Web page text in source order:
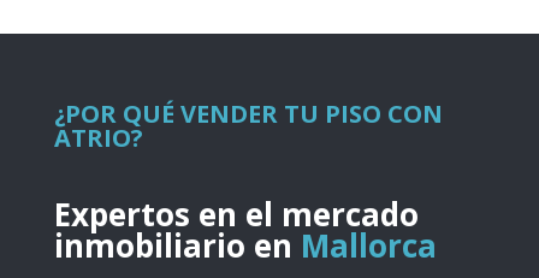
¿POR QUÉ VENDER TU PISO CON
ATRIO?
Expertos en el mercado
inmobiliario en Mallorca